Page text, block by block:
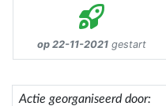
op 22-11-2021 gestart
Actie georganiseerd door: